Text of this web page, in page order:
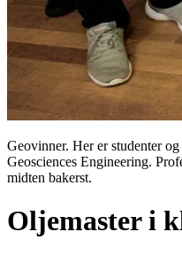
Geovinner. Her er studenter
Geosciences Engineering.
midten bakerst.
Oljemaster i